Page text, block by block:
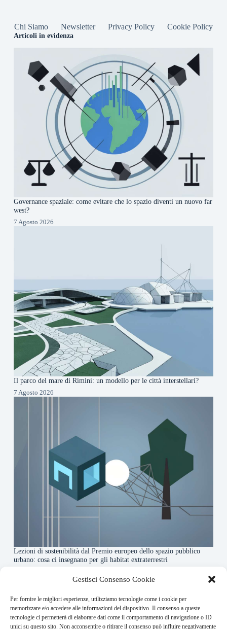
Gestisci Consenso Cookie
Per fornire le migliori esperienze, utilizziamo tecnologie come i cookie per
memorizzare e/o accedere alle informazioni del dispositivo. Il consenso a queste
tecnologie ci permetterà di elaborare dati come il comportamento di navigazione o ID
unici su questo sito. Non acconsentire o ritirare il consenso può influire negativamente
Chi Siamo Newsletter Privacy Policy Cookie Policy
Articoli in evidenza
Governance spaziale: come evitare che lo spazio diventi un nuovo far
west?
7 Agosto 2026
Il parco del mare di Rimini: un modello per le città interstellari?
7 Agosto 2026
Lezioni di sostenibilità dal Premio europeo dello spazio pubblico
urbano: cosa ci insegnano per gli habitat extraterrestri
About this website
Orbitare ogni giorno trova per te le notizie più rilevanti in